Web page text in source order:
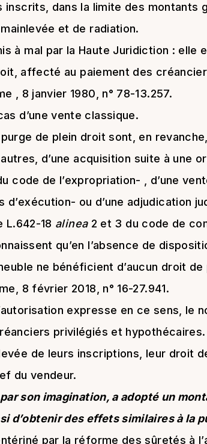
inscrits, dans la limite des montants
et de radiation.
à mal par la Haute Juridiction : elle
affecté au paiement des
, 8 janvier 1980, n° 78-13.257.
d’une vente classique.
de plein droit sont, en
d’une acquisition suite à une
code de l’expropriation- , d’une
ou d’une adjudication
L.642-18 alinea2 et 3 du code de
qu’en l’absence de
ne bénéficient d’aucun droit
8 février 2018, n° 16-27.941.
expresse en ce sens, le
privilégiés et
de leurs inscriptions, leur droit
du vendeur.
son imagination, a adopté un
d’obtenir des effets similaires à la
par la réforme des sûretés à